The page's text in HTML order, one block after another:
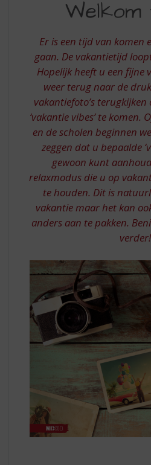
WELKOM
Er is een tijd van komen
gaan. De vakantietijd
Hopelijk heeft u een fijne
weer terug naar de
vakantiefoto’s
‘vakantie vibes’ te komen.
en de scholen beginnen
zeggen dat u bepaalde
gewoon kunt
relaxmodus die u op
te houden. Dit is
vakantie maar het kan
anders aan te pakken.
verder!